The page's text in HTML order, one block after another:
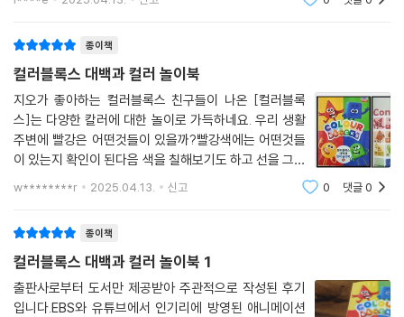
종이책
컬러블록스 대백과 컬러 놀이북
지오가 좋아하는 컬러블록스 친구들이 나온 [컬러블록
스]는 다양한 칼러에 대한 놀이로 가득하네요. 우리 생활
주변에 빨강은 어떤것들이 있을까?빨강색에는 어떤것들
이 있는지 확인이 된다음 색을 칠해보기도 하고 선을 그어
보기도 하고 주어진 게임을 즐겁게 놀다보면 7가지 무지
w********r 2025.04.13. 신고 0 댓글0
종이책
컬러블록스 대백과 컬러 놀이북 1
출판사로부터 도서만 제공받아 주관적으로 작성된 후기
입니다.EBS와 유튜브에서 인기리에 방영된 애니메이션